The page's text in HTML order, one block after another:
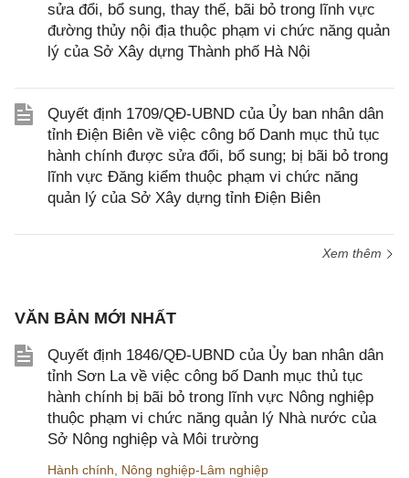
sửa đổi, bổ sung, thay thế, bãi bỏ trong lĩnh vực
đường thủy nội địa thuộc phạm vi chức năng quản
lý của Sở Xây dựng Thành phố Hà Nội
Quyết định 1709/QĐ-UBND của Ủy ban nhân dân
tỉnh Điện Biên về việc công bố Danh mục thủ tục
hành chính được sửa đổi, bổ sung; bị bãi bỏ trong
lĩnh vực Đăng kiểm thuộc phạm vi chức năng
quản lý của Sở Xây dựng tỉnh Điện Biên
Xem thêm
VĂN BẢN MỚI NHẤT
Quyết định 1846/QĐ-UBND của Ủy ban nhân dân
tỉnh Sơn La về việc công bố Danh mục thủ tục
hành chính bị bãi bỏ trong lĩnh vực Nông nghiệp
thuộc phạm vi chức năng quản lý Nhà nước của
Sở Nông nghiệp và Môi trường
Hành chính Nông nghiệp-Lâm nghiệp